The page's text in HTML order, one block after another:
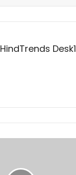
HindTrends Desk1